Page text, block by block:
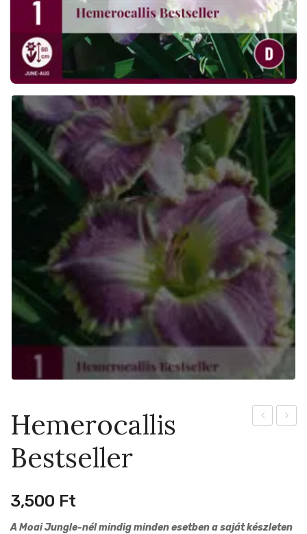
Hemerocallis
Bestseller
3,500 Ft
A Moai Jungle-nél mindig minden esetben a saját készleten